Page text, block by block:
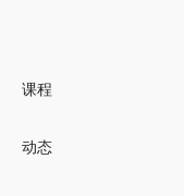
课程
动态